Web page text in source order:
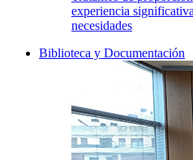
experiencia
necesidades
Biblioteca y Documentación